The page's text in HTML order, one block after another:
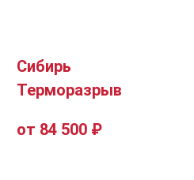
Сибирь
Терморазрыв
от 84 500 ₽